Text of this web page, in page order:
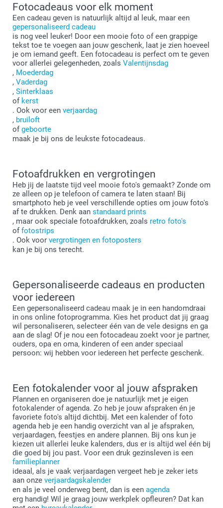
Fotocadeaus voor elk moment
Een cadeau geven is natuurlijk altijd al leuk, maar een
gepersonaliseerd cadeau
is nog veel leuker! Door een mooie foto of een grappige
tekst toe te voegen aan jouw geschenk, laat je zien hoeveel
je om iemand geeft. Een fotocadeau is perfect om te geven
voor allerlei gelegenheden, zoals Valentijnsdag
, Moederdag
, Vaderdag
, Sinterklaas
of kerst
. Ook voor een verjaardag
, bruiloft
ofgeboorte
maak je bij ons de leukste fotocadeaus.
Fotoafdrukken en vergrotingen
Heb jij de laatste tijd veel mooie foto's gemaakt? Zonde om
ze alleen op je telefoon of camera te laten staan! Bij
smartphoto heb je veel verschillende opties om jouw foto's
af te drukken. Denk aan standaard prints
, maar ook speciale fotoafdrukken, zoals retro foto's
offotostrips
. Ook voor vergrotingen en fotoposters
kan je bij ons terecht.
Gepersonaliseerde cadeaus en producten
voor iedereen
Een gepersonaliseerd cadeau maak je in een handomdraai
in ons online fotoprogramma. Kies het product dat jij graag
wil personaliseren, selecteer één van de vele designs en ga
aan de slag! Of je nou een fotocadeau zoekt voor je partner,
ouders, opa en oma, kinderen of een ander speciaal
persoon: wij hebben voor iedereen het perfecte geschenk.
Een fotokalender voor al jouw afspraken
Plannen en organiseren doe je natuurlijk met je eigen
fotokalender of agenda. Zo heb je jouw afspraken én je
favoriete foto's altijd dichtbij. Met een kalender of foto
agenda heb je een handig overzicht van al je afspraken,
verjaardagen, feestjes en andere plannen. Bij ons kun je
kiezen uit allerlei leuke kalenders, dus er is altijd wel één bij
die goed bij jou past. Voor een druk gezinsleven is een
familieplanner
ideaal, als je vaak verjaardagen vergeet heb je zeker iets
aan onze verjaardagskalender
en als je veel onderweg bent, dan is een agenda
erg handig! Wil je graag jouw werkplek opfleuren? Dat kan